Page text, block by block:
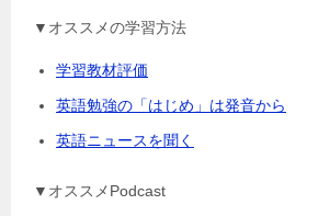
▼オススメの学習方法
学習教材評価
英語勉強の「はじめ」は発音から
英語ニュースを聞く
▼オススメPodcast